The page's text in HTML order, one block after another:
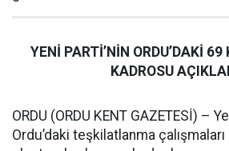
YENİ PARTİ’NİN ORDU’DAKİ
KADROSU
ORDU (ORDU KENT GAZETESİ) –
Ordu’daki teşkilatlanma